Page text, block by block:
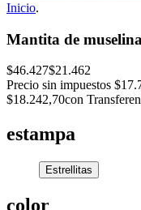
Inicio.
Mantita de
$46.427$21.462
Precio sin impuestos
$18.242,70con
estampa
Estrellitas
color